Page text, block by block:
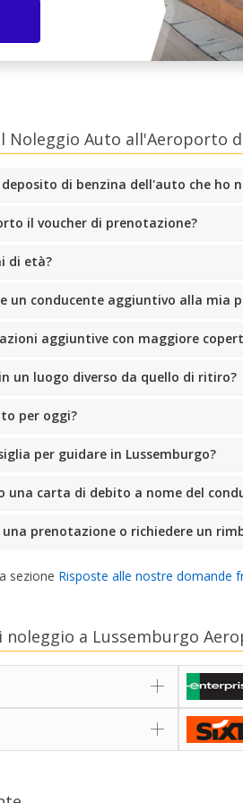
Noleggio Auto all'Aeroporto
di benzina dell'auto che ho
il voucher di prenotazione?
di età?
un conducente aggiuntivo alla mia
aggiuntive con maggiore
un luogo diverso da quello di ritiro?
per oggi?
per guidare in Lussemburgo?
una carta di debito a nome del
una prenotazione o richiedere un
sezione Risposte alle nostre domande
noleggio a Lussemburgo